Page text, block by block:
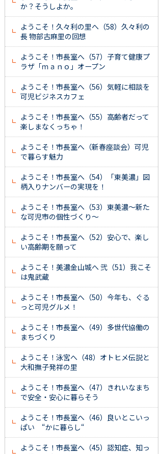
か？そうしよか。
ようこそ！久々利の里へ（58）久々利の
長 物部古麻里の回想
ようこそ！市長室へ（57）子育て健康プ
ラザ「ｍａｎｏ」オープン
ようこそ！市長室へ（56）気軽に相談を
可児ビジネスカフェ
ようこそ！市長室へ（55）高齢者だって
楽しまなくっちゃ！
ようこそ！市長室へ（新春座談会）可児
で暮らす魅力
ようこそ！市長室へ（54）「東美濃」図
柄入りナンバーの実現を！
ようこそ！市長室へ（53）東美濃～新た
な可児市の個性づくり～
ようこそ！市長室へ（52）安心で、楽し
い高齢期を願って
ようこそ！美濃金山城へ 弐（51）我こそ
は鬼武蔵
ようこそ！市長室へ（50）今年も、ぐる
っと可児グルメ！
ようこそ！市長室へ（49）多世代協働の
まちづくり
ようこそ！泳宮へ（48）オトヒメ伝説と
大和撫子発祥の里
ようこそ！市長室へ（47）きれいなまち
で安全・安心に暮らそう
ようこそ！市長室へ（46）良いとこいっ
ぱい “かに暮らし“
ようこそ！市長室へ（45）認知症、知っ